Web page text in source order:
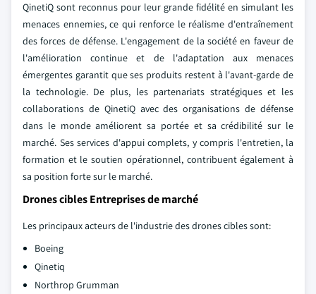
QinetiQ sont reconnus pour leur grande fidélité en simulant les
menaces ennemies, ce qui renforce le réalisme d'entraînement
des forces de défense. L'engagement de la société en faveur de
l'amélioration continue et de l'adaptation aux menaces
émergentes garantit que ses produits restent à l'avant-garde de
la technologie. De plus, les partenariats stratégiques et les
collaborations de QinetiQ avec des organisations de défense
dans le monde améliorent sa portée et sa crédibilité sur le
marché. Ses services d'appui complets, y compris l'entretien, la
formation et le soutien opérationnel, contribuent également à
sa position forte sur le marché.
Drones cibles Entreprises de marché
Les principaux acteurs de l'industrie des drones cibles sont:
Boeing
Qinetiq
Northrop Grumman